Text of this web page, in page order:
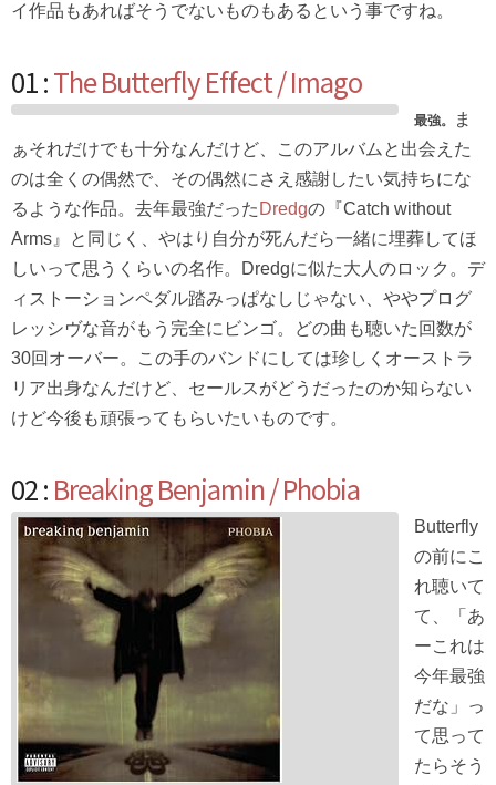
イ作品もあればそうでないものもあるという事ですね。
01 :The Butterfly Effect / Imago
最強。
ま
ぁそれだけでも十分なんだけど、このアルバムと出会えた
のは全くの偶然で、その偶然にさえ感謝したい気持ちにな
るような作品。去年最強だった Dredgの『Catch without
Arms』と同じく、やはり自分が死んだら一緒に埋葬してほ
しいって思うくらいの名作。Dredgに似た大人のロック。デ
ィストーションペダル踏みっぱなしじゃない、ややプログ
レッシヴな音がもう完全にビンゴ。どの曲も聴いた回数が
30回オーバー。この手のバンドにしては珍しくオーストラ
リア出身なんだけど、セールスがどうだったのか知らない
けど今後も頑張ってもらいたいものです。
02 : Breaking Benjamin / Phobia
Butterfly
の前にこ
れ聴いて
て、「あ
ーこれは
今年最強
だな」っ
て思って
たらそう